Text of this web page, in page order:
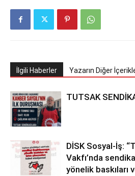
İlgili Haberler Yazarın Diğer
TUTSAK
DİSK Sosyal-İş:
Vakfı’nda
yönelik baskıları